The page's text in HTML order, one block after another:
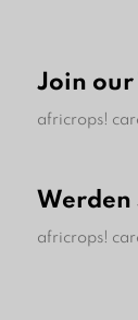
Join our
africrops!
Werden
africrops!